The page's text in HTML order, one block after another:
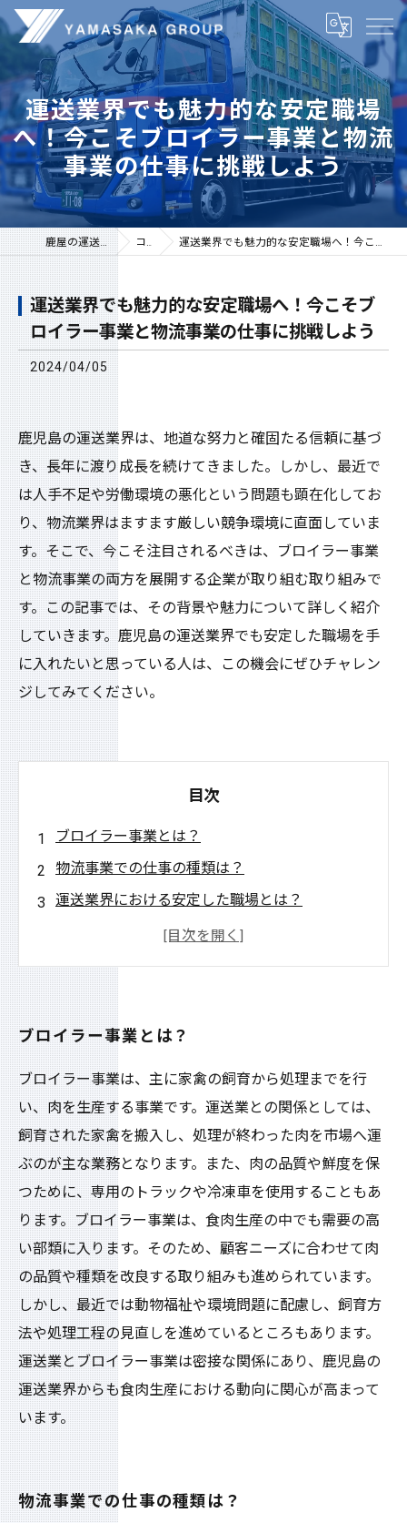
運送業界でも魅力的な安定職場
へ！今こそブロイラー事業と物流
事業の仕事に挑戦しよう
鹿屋の運送は株式会社山坂 コラム 運送業界でも魅力的な安定職場へ！今こそブロイラー事業と物流事業の仕事に挑戦しよう
運送業界でも魅力的な安定職場へ！今こそブ
ロイラー事業と物流事業の仕事に挑戦しよう
2024/04/05
鹿児島の運送業界は、地道な努力と確固たる信頼に基づ
き、長年に渡り成長を続けてきました。しかし、最近で
は人手不足や労働環境の悪化という問題も顕在化してお
り、物流業界はますます厳しい競争環境に直面していま
す。そこで、今こそ注目されるべきは、ブロイラー事業
と物流事業の両方を展開する企業が取り組む取り組みで
す。この記事では、その背景や魅力について詳しく紹介
していきます。鹿児島の運送業界でも安定した職場を手
に入れたいと思っている人は、この機会にぜひチャレン
ジしてみてください。
目次
ブロイラー事業とは？
物流事業での仕事の種類は？
運送業界における安定した職場とは？
ブロイラー事業と物流事業での求人情報をチェ
未経験でもOK！ブロイラー事業と物流事業の仕
事にチャレンジしよう
ブロイラー事業とは？
ブロイラー事業は、主に家禽の飼育から処理までを行
い、肉を生産する事業です。運送業との関係としては、
飼育された家禽を搬入し、処理が終わった肉を市場へ運
ぶのが主な業務となります。また、肉の品質や鮮度を保
つために、専用のトラックや冷凍車を使用することもあ
ります。ブロイラー事業は、食肉生産の中でも需要の高
い部類に入ります。そのため、顧客ニーズに合わせて肉
の品質や種類を改良する取り組みも進められています。
しかし、最近では動物福祉や環境問題に配慮し、飼育方
法や処理工程の見直しを進めているところもあります。
運送業とブロイラー事業は密接な関係にあり、鹿児島の
運送業界からも食肉生産における動向に関心が高まって
います。
物流事業での仕事の種類は？